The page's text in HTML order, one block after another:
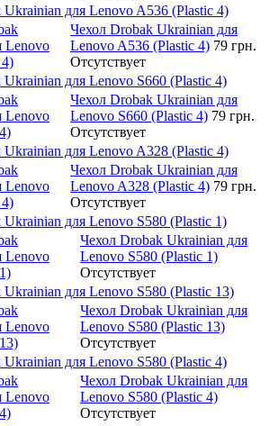
для Lenovo A536 (Plastic 4)
Чехол Drobak Ukrainian для
Lenovo A536 (Plastic 4) 79 грн.
Отсутствует
для Lenovo S660 (Plastic 4)
Чехол Drobak Ukrainian для
Lenovo S660 (Plastic 4) 79 грн.
Отсутствует
для Lenovo A328 (Plastic 4)
Чехол Drobak Ukrainian для
Lenovo A328 (Plastic 4) 79 грн.
Отсутствует
для Lenovo S580 (Plastic 1)
Чехол Drobak Ukrainian для
Lenovo S580 (Plastic 1)
Отсутствует
для Lenovo S580 (Plastic 13)
Чехол Drobak Ukrainian для
Lenovo S580 (Plastic 13)
Отсутствует
для Lenovo S580 (Plastic 4)
Чехол Drobak Ukrainian для
Lenovo S580 (Plastic 4)
Отсутствует